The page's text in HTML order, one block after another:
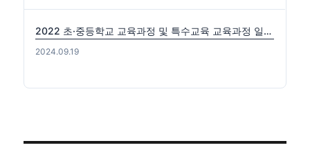
2022 초·중등학교 교육과정 및 특수교육 교육과정 일부개정 고시 (2024-0816) 출처: https://edutown.tistory.com/1594 [초등교육마을2:티스토리]
2024.09.19